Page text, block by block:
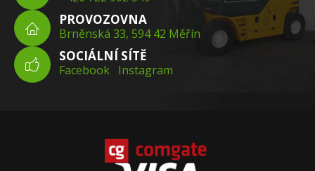
PROVOZOVNA
Brněnská 33, 594 42 Měřín
SOCIÁLNÍ SÍTĚ
Facebook Instagram